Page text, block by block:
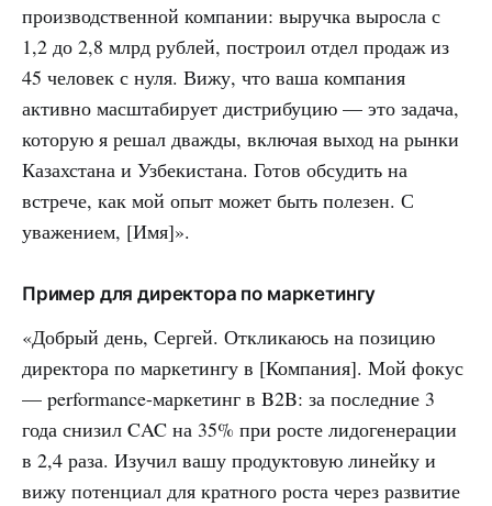
производственной компании: выручка выросла с
1,2 до 2,8 млрд рублей, построил отдел продаж из
45 человек с нуля. Вижу, что ваша компания
активно масштабирует дистрибуцию — это задача,
которую я решал дважды, включая выход на рынки
Казахстана и Узбекистана. Готов обсудить на
встрече, как мой опыт может быть полезен. С
уважением, [Имя]».
Пример для директора по маркетингу
«Добрый день, Сергей. Откликаюсь на позицию
директора по маркетингу в [Компания]. Мой фокус
— performance-маркетинг в B2B: за последние 3
года снизил CAC на 35% при росте лидогенерации
в 2,4 раза. Изучил вашу продуктовую линейку и
вижу потенциал для кратного роста через развитие